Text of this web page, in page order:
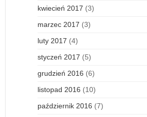
kwiecień 2017 (3)
marzec 2017 (3)
luty 2017 (4)
styczeń 2017 (5)
grudzień 2016 (6)
listopad 2016 (10)
październik 2016 (7)